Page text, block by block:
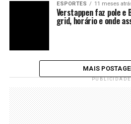
ESPORTES 11 meses
Verstappen faz pole e
grid, horário e onde
MAIS
PUBLICIDADE